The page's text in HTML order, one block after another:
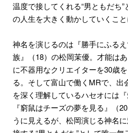
温度で接してくれる“男ともだち
の人生を大きく動かしていくこと
神名を演じるのは『勝手にふる
族』（18）の松岡茉優。才能は
に不器用なクリエイターを30歳
る。そして富山で働くMRで、出
を深く理解しているハセオには
『窮鼠はチーズの夢を見る』（
うに見えるが、松岡演じる神名